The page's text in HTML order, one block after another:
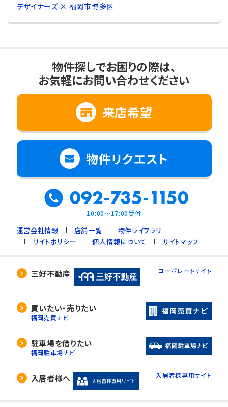
デザイナーズ × 福岡市博多区
物件探しでお困りの際は、
お気軽にお問い合わせください
来店希望
物件リクエスト
092-735-1150
10:00～17:00受付
運営会社情報 店舗一覧
物件ライブラリ
サイトポリシー
個人情報について サイトマップ
三好不動産 コーポレートサイト
買いたい・売りたい
福岡売買ナビ
駐車場を借りたい
福岡駐車場ナビ
入居者様へ 入居者様専用サイト